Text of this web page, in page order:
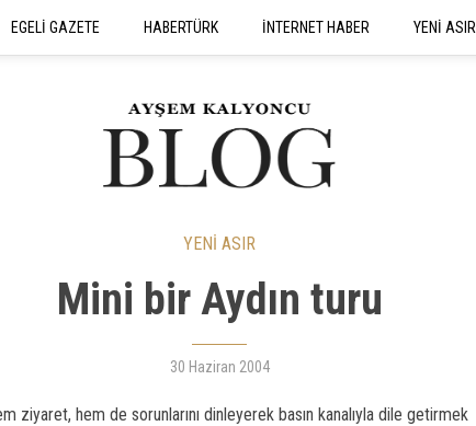
EGELİ GAZETE HABERTÜRK İNTERNET HABER YENİ ASIR
SEYAHATNAME
YENİ ASIR
Mini bir Aydın turu
30 Haziran 2004
ziyaret, hem de sorunlarını dinleyerek basın kanalıyla dile getirmek